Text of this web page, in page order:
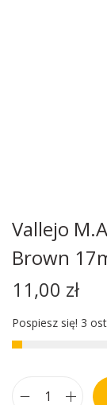
Vallejo
Brown
11,00 zł
Pospiesz się! 3